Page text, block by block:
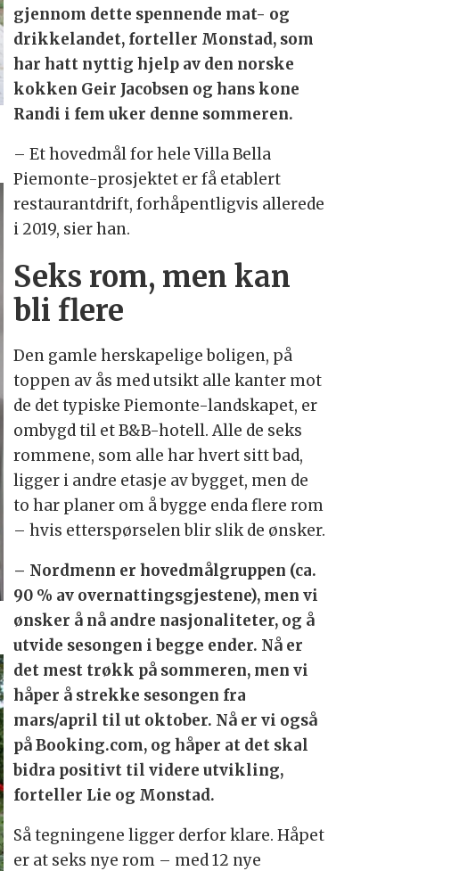
gjennom dette spennende mat- og
drikkelandet, forteller Monstad, som
har hatt nyttig hjelp av den norske
kokken Geir Jacobsen og hans kone
Randi i fem uker denne sommeren.
– Et hovedmål for hele Villa Bella
Piemonte-prosjektet er få etablert
restaurantdrift, forhåpentligvis allerede
i 2019, sier han.
Seks rom, men kan
bli flere
Den gamle herskapelige boligen, på
toppen av ås med utsikt alle kanter mot
de det typiske Piemonte-landskapet, er
ombygd til et B&B-hotell. Alle de seks
rommene, som alle har hvert sitt bad,
ligger i andre etasje av bygget, men de
to har planer om å bygge enda flere rom
– hvis etterspørselen blir slik de ønsker.
– Nordmenn er hovedmålgruppen (ca.
90 % av overnattingsgjestene), men vi
ønsker å nå andre nasjonaliteter, og å
utvide sesongen i begge ender. Nå er
det mest trøkk på sommeren, men vi
håper å strekke sesongen fra
mars/april til ut oktober. Nå er vi også
på Booking.com, og håper at det skal
bidra positivt til videre utvikling,
forteller Lie og Monstad.
Så tegningene ligger derfor klare. Håpet
er at seks nye rom – med 12 nye